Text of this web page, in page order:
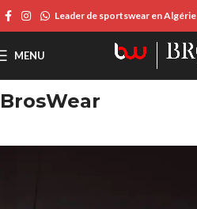
Leader de sportswear en Algérie
MENU
BrosWear